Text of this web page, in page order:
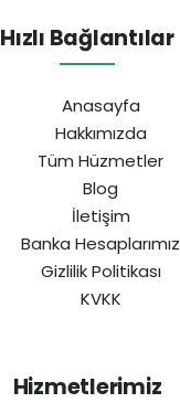
Hızlı Bağlantılar
Anasayfa
Hakkımızda
Tüm Hüzmetler
Blog
İletişim
Banka Hesaplarımız
Gizlilik Politikası
KVKK
Hizmetlerimiz